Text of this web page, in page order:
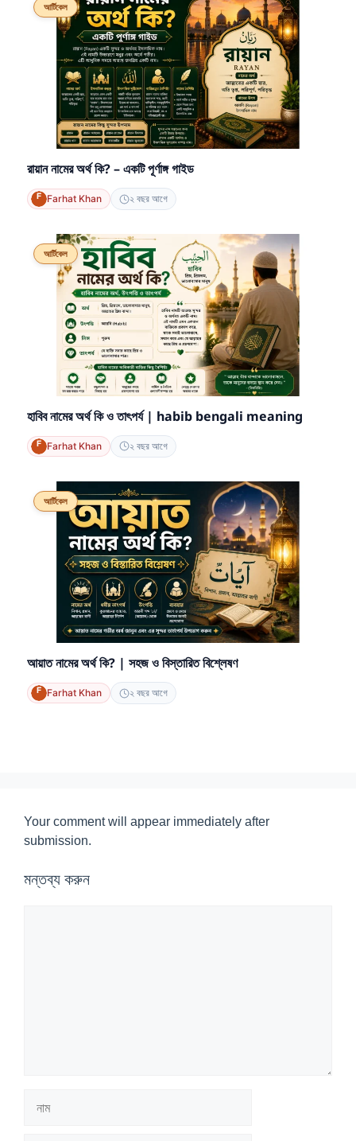
আর্টিকেল
রায়ান নামের অর্থ কি? – একটি পূর্ণাঙ্গ গাইড
Farhat Khan ২ বছর আগে
আর্টিকেল
হাবিব নামের অর্থ কি ও তাৎপর্য | habib bengali meaning
Farhat Khan ২ বছর আগে
আর্টিকেল
আয়াত নামের অর্থ কি? | সহজ ও বিস্তারিত বিশ্লেষণ
Farhat Khan ২ বছর আগে
Your comment will appear immediately after
submission.
মন্তব্য করুন